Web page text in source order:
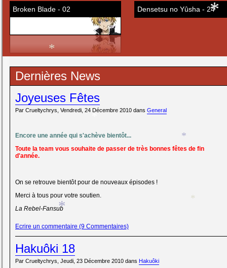
*
*
*
*
Broken Blade - 02 Densetsu no Yûsha - 24
Dernières News
Joyeuses Fêtes
Par Crueltychrys, Vendredi, 24 Décembre 2010 dans General
Encore une année qui s'achève bientôt...
Toute la team vous souhaite de passer de très bonnes fêtes de fin
d'année.
On se retrouve bientôt pour de nouveaux épisodes !
Merci à tous pour votre soutien.
La Rebel-Fansub
Ecrire un commentaire (9 Commentaires)
Hakuôki 18
Par Crueltychrys, Jeudi, 23 Décembre 2010 dans Hakuôki